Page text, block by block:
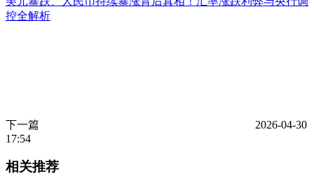
控全解析
下一篇
2026-04-30
17:54
相关推荐